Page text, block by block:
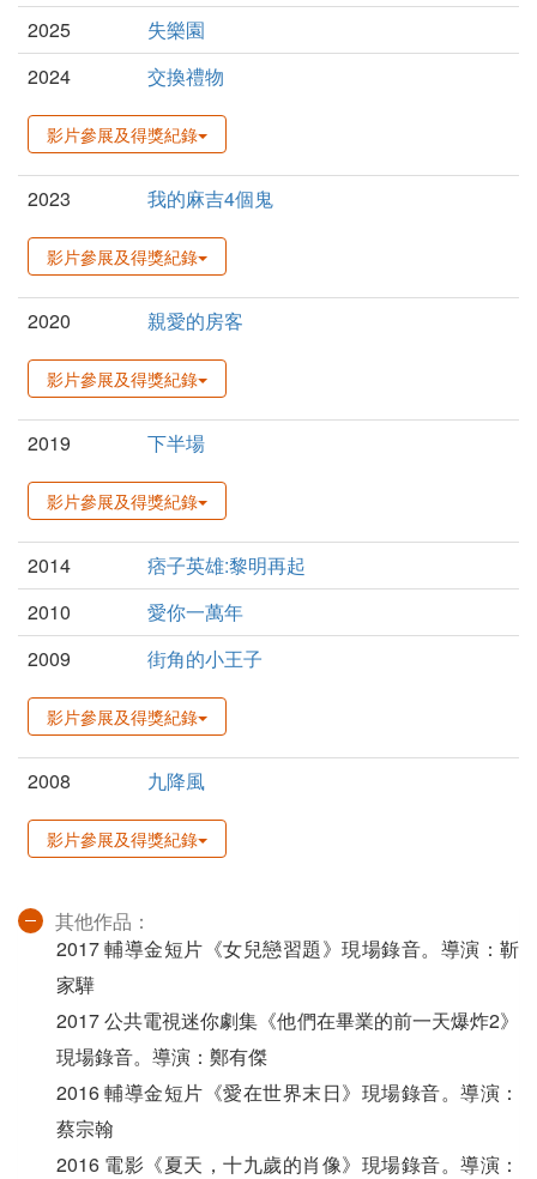
2025
失樂園
2024
交換禮物
影片參展及得獎紀錄
2023 我的麻吉4個鬼
影片參展及得獎紀錄
2020 親愛的房客
影片參展及得獎紀錄
2019 下半場
影片參展及得獎紀錄
2014
痞子英雄:黎明再起
2010
愛你一萬年
2009
街角的小王子
影片參展及得獎紀錄
2008 九降風
影片參展及得獎紀錄
其他作品：
2017 輔導金短片《女兒戀習題》現場錄音。導演：靳
家驊
2017 公共電視迷你劇集《他們在畢業的前一天爆炸2》
現場錄音。導演：鄭有傑
2016 輔導金短片《愛在世界末日》現場錄音。導演：
蔡宗翰
2016 電影《夏天，十九歲的肖像》現場錄音。導演：